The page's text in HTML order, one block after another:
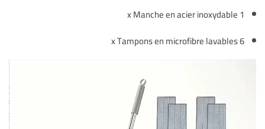
1 x Manche en acier inoxydable
6 x Tampons en microfibre lavables